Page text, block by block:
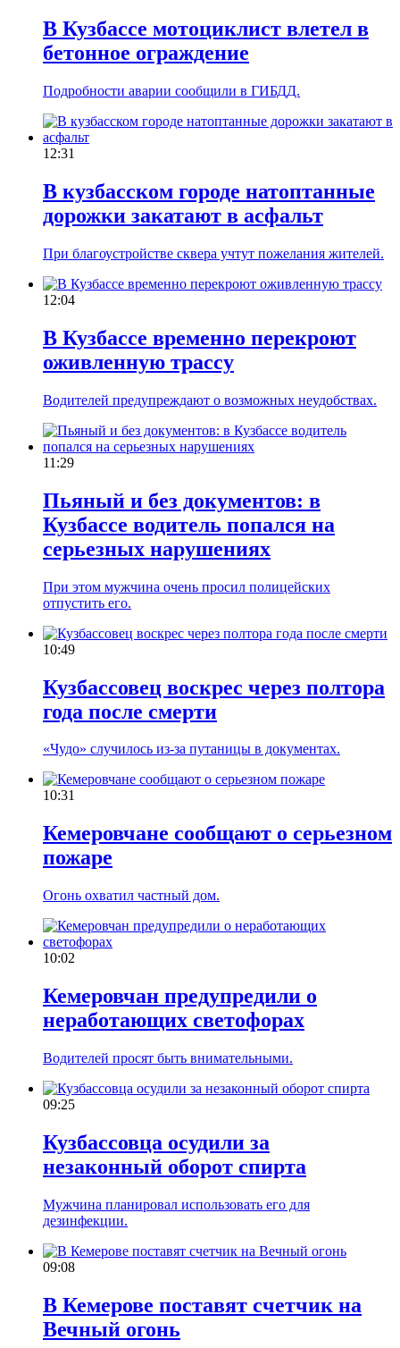
В Кузбассе мотоциклист влетел в
бетонное ограждение
Подробности аварии сообщили в ГИБДД.
12:31
В кузбасском городе натоптанные
дорожки закатают в асфальт
При благоустройстве сквера учтут пожелания жителей.
12:04
В Кузбассе временно перекроют
оживленную трассу
Водителей предупреждают о возможных неудобствах.
11:29
Пьяный и без документов: в
Кузбассе водитель попался на
серьезных нарушениях
При этом мужчина очень просил полицейских
отпустить его.
10:49
Кузбассовец воскрес через полтора
года после смерти
«Чудо» случилось из-за путаницы в документах.
10:31
Кемеровчане сообщают о серьезном
пожаре
Огонь охватил частный дом.
10:02
Кемеровчан предупредили о
неработающих светофорах
Водителей просят быть внимательными.
09:25
Кузбассовца осудили за
незаконный оборот спирта
Мужчина планировал использовать его для
дезинфекции.
09:08
В Кемерове поставят счетчик на
Вечный огонь